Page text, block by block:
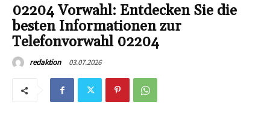
02204 Vorwahl: Entdecken Sie die
besten Informationen zur
Telefonvorwahl 02204
redaktion 03.07.2026